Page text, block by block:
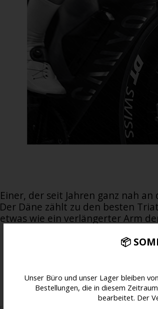
Einer, der seit Jahren ganz nah
Der Däne zählt zu den besten
etwas wie ein verlängerter Arm
bestehen, bei 35 Grad, nach
📦
Unser Büro und unser Lager bleiben
Bestellungen, die in diesem
bearbeitet. Der